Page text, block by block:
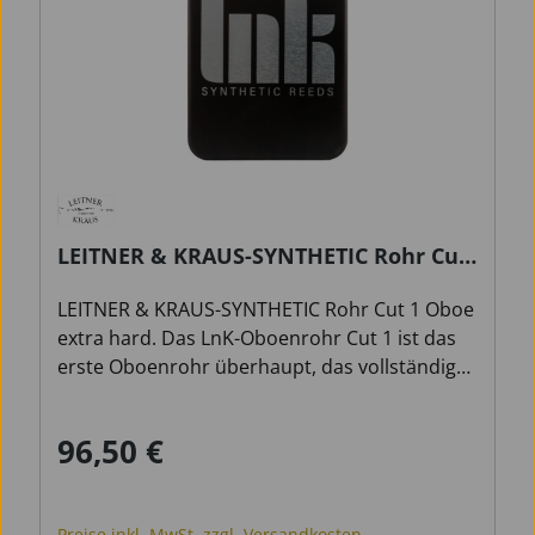
LEITNER & KRAUS-SYNTHETIC Rohr Cut
LEITNER & KRAUS-SYNTHETIC Rohr Cut 1 Oboe
extra hard. Das LnK-Oboenrohr Cut 1 ist das
erste Oboenrohr überhaupt, das vollständig
besonders gleichmäßiges
Regulärer Preis:
96,50 €